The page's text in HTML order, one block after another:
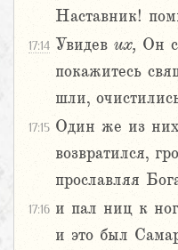
Наставник!
17:14 Увидев их, Он
покажитесь
шли,
17:15 Один же из
возвратился,
прославляя
17:16 и пал ниц к
и это был